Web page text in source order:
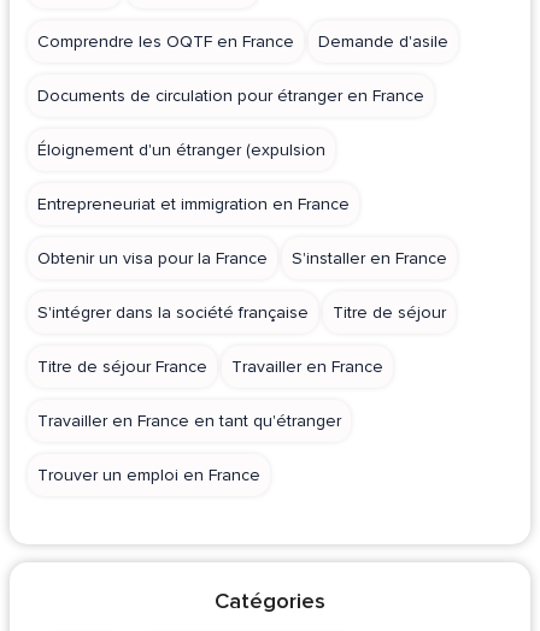
Comprendre les OQTF en France Demande d'asile
Documents de circulation pour étranger en France
Éloignement d'un étranger (expulsion
Entrepreneuriat et immigration en France
Obtenir un visa pour la France S'installer en France
S'intégrer dans la société française Titre de séjour
Titre de séjour France Travailler en France
Travailler en France en tant qu'étranger
Trouver un emploi en France
Catégories